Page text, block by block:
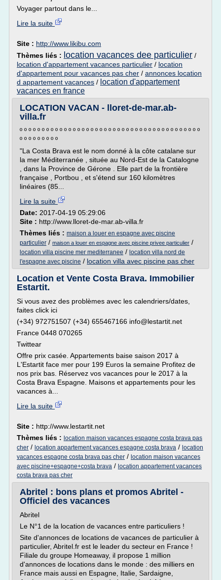
Voyager partout dans le...
Lire la suite
Site : http://www.likibu.com
Thèmes liés : location vacances dee particulier /
location d'appartement vacances particulier / location
d'appartement pour vacances pas cher / annonces location
d appartement vacances / location d'appartement
vacances en france
LOCATION VACAN - lloret-de-mar.ab-
villa.fr
º º º º º º º º º º º º º º º º º º º º º º º º º º º º º º º º º º º º º º º º º
º º º º º º º º º
"La Costa Brava est le nom donné à la côte catalane sur
la mer Méditerranée , située au Nord-Est de la Catalogne
, dans la Province de Gérone . Elle part de la frontière
française , Portbou , et s'étend sur 160 kilomètres
linéaires (85...
Lire la suite
Date: 2017-04-19 05:29:06
Site : http://www.lloret-de-mar.ab-villa.fr
Thèmes liés : maison a louer en espagne avec piscine
particulier / maison a louer en espagne avec piscine privee particulier /
location villa piscine mer mediterranee / location villa nord de
l'espagne avec piscine / location villa avec piscine pas cher
Location et Vente Costa Brava. Immobilier
Estartit.
Si vous avez des problèmes avec les calendriers/dates,
faites click ici
(+34) 972751507 (+34) 655467166 info@lestartit.net
France 0448 070265
Twittear
Offre prix casée. Appartements baise saison 2017 à
L'Estartit face mer pour 199 Euros la semaine Profitez de
nos prix bas. Réservez vos vacances pour le 2017 à la
Costa Brava Espagne. Maisons et appartements pour les
vacances à...
Lire la suite
Site : http://www.lestartit.net
Thèmes liés : location maison vacances espagne costa brava pas
cher / location appartement vacances espagne costa brava / location
vacances espagne costa brava pas cher / location maison vacances
avec piscine+espagne+costa brava / location appartement vacances
costa brava pas cher
Abritel : bons plans et promos Abritel -
Officiel des vacances
Abritel
Le N°1 de la location de vacances entre particuliers !
Site d'annonces de locations de vacances de particulier à
particulier, Abritel.fr est le leader du secteur en France !
Filiale du groupe Homeaway, il propose 1 million
d'annonces de locations dans le monde : des milliers en
France mais aussi en Espagne, Italie, Sardaigne,